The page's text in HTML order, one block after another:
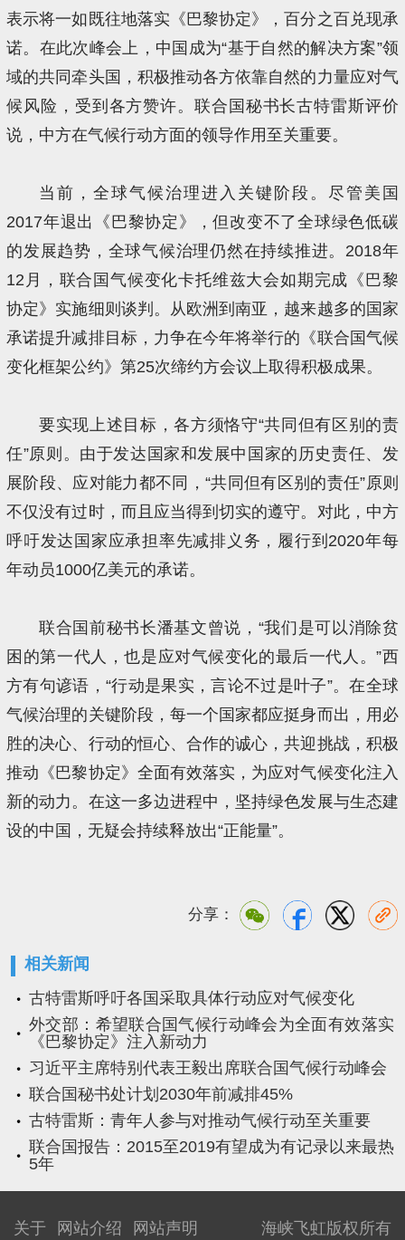
表示将一如既往地落实《巴黎协定》，百分之百兑现承
诺。在此次峰会上，中国成为“基于自然的解决方案”领
域的共同牵头国，积极推动各方依靠自然的力量应对气
候风险，受到各方赞许。联合国秘书长古特雷斯评价
说，中方在气候行动方面的领导作用至关重要。
当前，全球气候治理进入关键阶段。尽管美国
2017年退出《巴黎协定》，但改变不了全球绿色低碳
的发展趋势，全球气候治理仍然在持续推进。2018年
12月，联合国气候变化卡托维兹大会如期完成《巴黎
协定》实施细则谈判。从欧洲到南亚，越来越多的国家
承诺提升减排目标，力争在今年将举行的《联合国气候
变化框架公约》第25次缔约方会议上取得积极成果。
要实现上述目标，各方须恪守“共同但有区别的责
任”原则。由于发达国家和发展中国家的历史责任、发
展阶段、应对能力都不同，“共同但有区别的责任”原则
不仅没有过时，而且应当得到切实的遵守。对此，中方
呼吁发达国家应承担率先减排义务，履行到2020年每
年动员1000亿美元的承诺。
联合国前秘书长潘基文曾说，“我们是可以消除贫
困的第一代人，也是应对气候变化的最后一代人。”西
方有句谚语，“行动是果实，言论不过是叶子”。在全球
气候治理的关键阶段，每一个国家都应挺身而出，用必
胜的决心、行动的恒心、合作的诚心，共迎挑战，积极
推动《巴黎协定》全面有效落实，为应对气候变化注入
新的动力。在这一多边进程中，坚持绿色发展与生态建
设的中国，无疑会持续释放出“正能量”。
分享：
相关新闻
古特雷斯呼吁各国采取具体行动应对气候变化
外交部：希望联合国气候行动峰会为全面有效落实
《巴黎协定》注入新动力
习近平主席特别代表王毅出席联合国气候行动峰会
联合国秘书处计划2030年前减排45%
古特雷斯：青年人参与对推动气候行动至关重要
联合国报告：2015至2019有望成为有记录以来最热
5年
海峡飞虹版权所有
关于 网站介绍 网站声明